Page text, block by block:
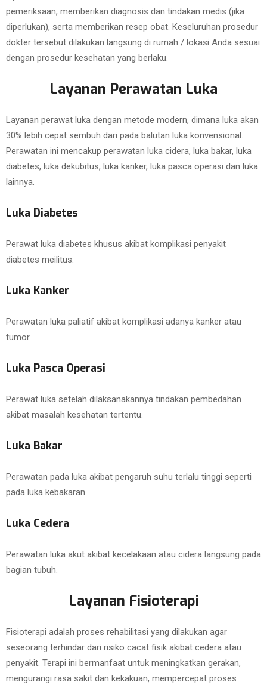
pemeriksaan, memberikan diagnosis dan tindakan medis (jika
diperlukan), serta memberikan resep obat. Keseluruhan prosedur
dokter tersebut dilakukan langsung di rumah / lokasi Anda sesuai
dengan prosedur kesehatan yang berlaku.
Layanan Perawatan Luka
Layanan perawat luka dengan metode modern, dimana luka akan
30% lebih cepat sembuh dari pada balutan luka konvensional.
Perawatan ini mencakup perawatan luka cidera, luka bakar, luka
diabetes, luka dekubitus, luka kanker, luka pasca operasi dan luka
lainnya.
Luka Diabetes
Perawat luka diabetes khusus akibat komplikasi penyakit
diabetes meilitus.
Luka Kanker
Perawatan luka paliatif akibat komplikasi adanya kanker atau
tumor.
Luka Pasca Operasi
Perawat luka setelah dilaksanakannya tindakan pembedahan
akibat masalah kesehatan tertentu.
Luka Bakar
Perawatan pada luka akibat pengaruh suhu terlalu tinggi seperti
pada luka kebakaran.
Luka Cedera
Perawatan luka akut akibat kecelakaan atau cidera langsung pada
bagian tubuh.
Layanan Fisioterapi
Fisioterapi adalah proses rehabilitasi yang dilakukan agar
seseorang terhindar dari risiko cacat fisik akibat cedera atau
penyakit. Terapi ini bermanfaat untuk meningkatkan gerakan,
mengurangi rasa sakit dan kekakuan, mempercepat proses